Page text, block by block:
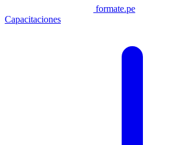
formate.pe
Capacitaciones